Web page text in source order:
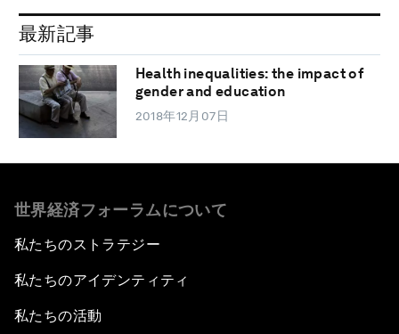
最新記事
Health inequalities: the impact of
gender and education
2018年12月07日
世界経済フォーラムについて
私たちのストラテジー
私たちのアイデンティティ
私たちの活動